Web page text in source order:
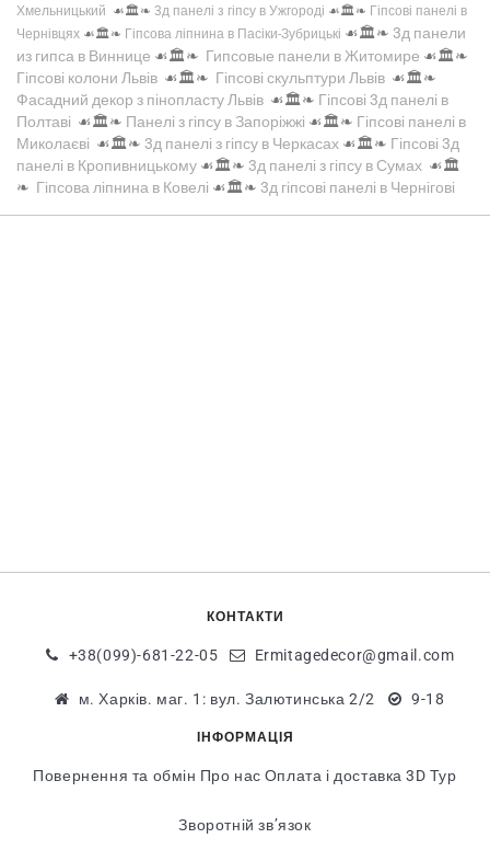
Хмельницький ☙🏛️❧ 3д панелі з гіпсу в Ужгороді ☙🏛️❧ Гіпсові панелі в
Чернівцях ☙🏛️❧ Гіпсова ліпнина в Пасіки-Зубрицькі ☙🏛️❧ 3д панели
из гипса в Виннице ☙🏛️❧ Гипсовые панели в Житомире ☙🏛️❧
Гіпсові колони Львів ☙🏛️❧ Гіпсові скульптури Львів ☙🏛️❧
Фасадний декор з пінопласту Львів ☙🏛️❧ Гіпсові 3д панелі в
Полтаві ☙🏛️❧ Панелі з гіпсу в Запоріжжі ☙🏛️❧ Гіпсові панелі в
Миколаєві ☙🏛️❧ 3д панелі з гіпсу в Черкасах ☙🏛️❧ Гіпсові 3д
панелі в Кропивницькому ☙🏛️❧ 3д панелі з гіпсу в Сумах ☙🏛️
❧ Гіпсова ліпнина в Ковелі ☙🏛️❧ 3д гіпсові панелі в Чернігові
КОНТАКТИ
+38(099)-681-22-05 Ermitagedecor@gmail.com
м. Харків. маг. 1: вул. Залютинська 2/2 9-18
ІНФОРМАЦІЯ
Повернення та обмін Про нас Оплата і доставка 3D Тур
Зворотній зв’язок